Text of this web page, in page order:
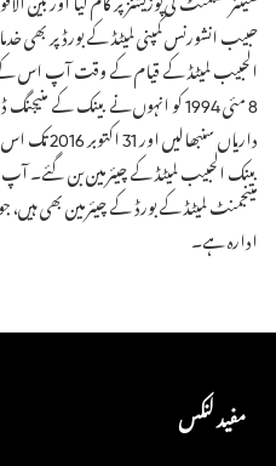
الحبیب لمیٹڈ کے قیام کے وقت آپ اس کے
8 مئی 1994 کو انہوں نے بینک کے
بینک الحبیب لمیٹڈ کے چیئرمین بن گئے۔
ادارہ ہے۔
مفید لنکس